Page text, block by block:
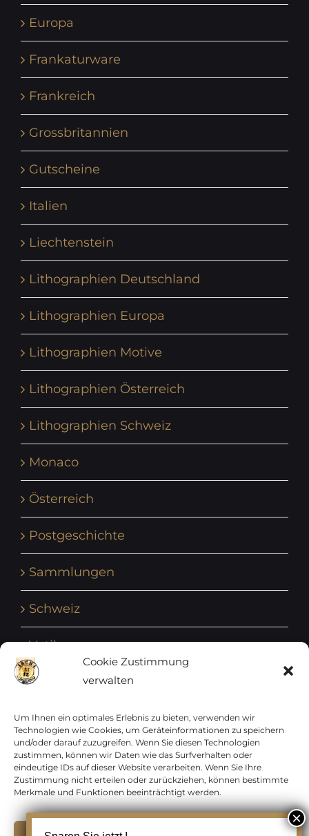
Cookie Zustimmung
verwalten
Um Ihnen ein optimales Erlebnis zu bieten, verwenden wir
Technologien wie Cookies, um Geräteinformationen zu speichern
und/oder darauf zuzugreifen. Wenn Sie diesen Technologien
zustimmen, können wir Daten wie das Surfverhalten oder
eindeutige IDs auf dieser Website verarbeiten. Wenn Sie Ihre
Zustimmung nicht erteilen oder zurückziehen, können bestimmte
Merkmale und Funktionen beeinträchtigt werden.
Europa
Frankaturware
Frankreich
Grossbritannien
Gutscheine
Italien
Liechtenstein
Lithographien Deutschland
Lithographien Europa
Lithographien Motive
Lithographien Österreich
Lithographien Schweiz
Monaco
Österreich
Postgeschichte
Sammlungen
Schweiz
Vatikan
Vereinte Nationen
Vorphilatelie
Zensurbelege Österreich
Zensurbelege Schweiz